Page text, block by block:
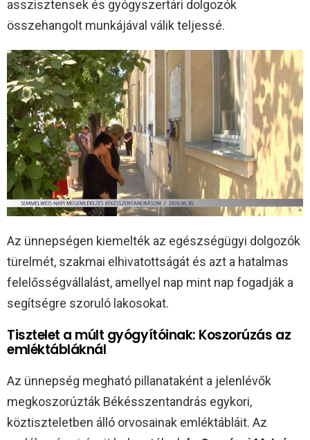
asszisztensek és gyógyszertári dolgozók
összehangolt munkájával válik teljessé.
Az ünnepségen kiemelték az egészségügyi dolgozók
türelmét, szakmai elhivatottságát és azt a hatalmas
felelősségvállalást, amellyel nap mint nap fogadják a
segítségre szoruló lakosokat.
Tisztelet a múlt gyógyítóinak: Koszorúzás az
emléktábláknál
Az ünnepség megható pillanataként a jelenlévők
megkoszorúzták Békésszentandrás egykori,
köztiszteletben álló orvosainak emléktábláit. Az